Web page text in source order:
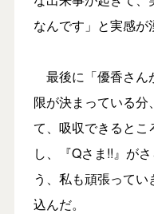
なんです」と実感が
最後に「優香さん
限が決まっている
て、吸収できるとこ
し、『Qさま!!』が
う、私も頑張って
込んだ。